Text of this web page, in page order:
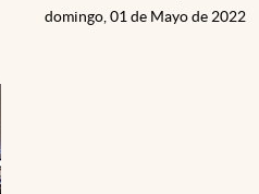
domingo, 01 de Mayo de 2022